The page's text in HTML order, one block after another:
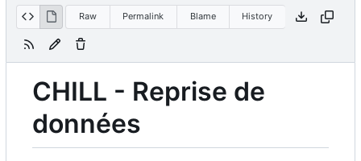
Raw Permalink Blame History
CHILL - Reprise de
données